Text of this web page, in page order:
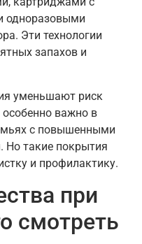
одноразовыми
Эти технологии
запахов и
уменьшают риск
особенно важно в
с повышенными
Но такие покрытия
и профилактику.
при
смотреть